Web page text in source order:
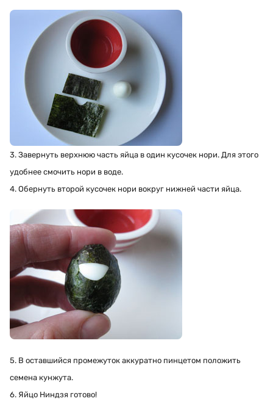
3. Завернуть верхнюю часть яйца в один кусочек нори. Для этого
удобнее смочить нори в воде.
4. Обернуть второй кусочек нори вокруг нижней части яйца.
5. В оставшийся промежуток аккуратно пинцетом положить
семена кунжута.
6. Яйцо Ниндзя готово!